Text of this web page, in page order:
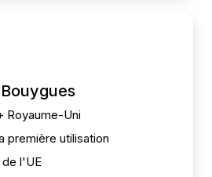
Royaume-Uni
première utilisation
l'UE